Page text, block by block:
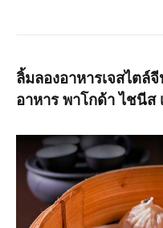
ลิ้มลองอาหารเจสไตล์
อาหาร พาโกด้า ไชนีส